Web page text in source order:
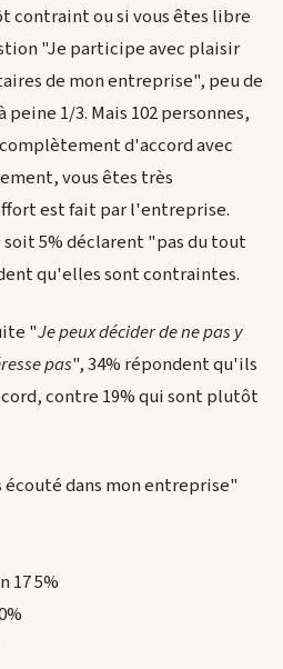
contraint ou si vous êtes libre
"Je participe avec plaisir
de mon entreprise", peu de
1/3. Mais 102 personnes,
d'accord avec
vous êtes très
est fait par l'entreprise.
5% déclarent "pas du tout
qu'elles sont contraintes.
"Je peux décider de ne pas y
pas", 34% répondent qu'ils
contre 19% qui sont plutôt
écouté dans mon entreprise"
17 5%